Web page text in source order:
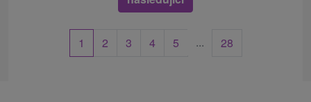
1 2 3 4 5 ... 28